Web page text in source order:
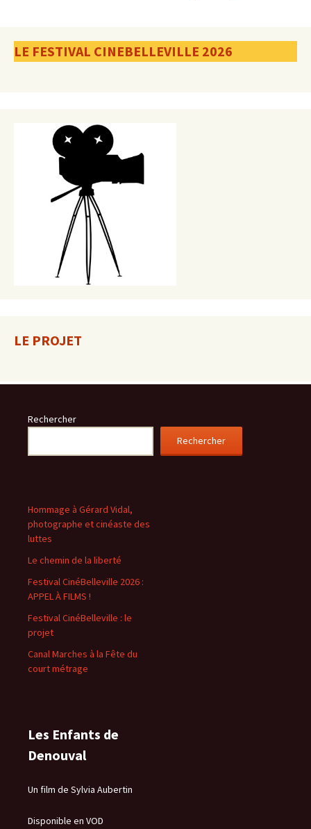
articles
LE FESTIVAL CINEBELLEVILLE 2026
LE PROJET
Rechercher
Rechercher
Hommage à Gérard Vidal,
photographe et cinéaste des
luttes
Le chemin de la liberté
Festival CinéBelleville 2026 :
APPEL À FILMS !
Festival CinéBelleville : le
projet
Canal Marches à la Fête du
court métrage
Les Enfants de
Denouval
Un film de Sylvia Aubertin
Disponible en VOD